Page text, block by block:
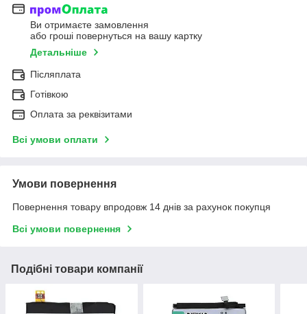
Ви отримаєте замовлення
або гроші повернуться на вашу картку
Детальніше
Післяплата
Готівкою
Оплата за реквізитами
Всі умови оплати
Умови повернення
Повернення товару впродовж 14 днів за рахунок покупця
Всі умови повернення
Подібні товари компанії